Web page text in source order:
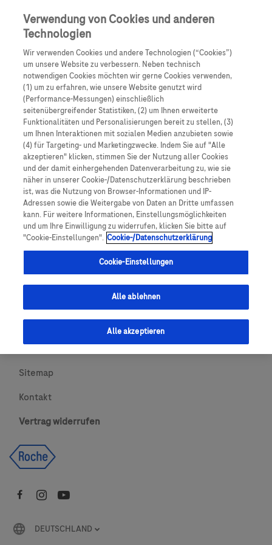
Skip to main content 0
Produkte Artikel
Es tut uns leid, aber es gibt keine Ergebnisse für:
Über Roche
Impressum
Rechtliche Hinweise
Datenschutz
Cookie-Einstellungen
Urheberrecht
Newsletter abonnieren
Sitemap
Kontakt
Vertrag widerrufen
DEUTSCHLAND
Verwendung von Cookies und anderen
Technologien
Wir verwenden Cookies und andere Technologien (“Cookies”)
um unsere Website zu verbessern. Neben technisch
notwendigen Cookies möchten wir gerne Cookies verwenden,
(1) um zu erfahren, wie unsere Website genutzt wird
(Performance-Messungen) einschließlich
seitenübergreifender Statistiken, (2) um Ihnen erweiterte
Funktionalitäten und Personalisierungen bereit zu stellen, (3)
um Ihnen Interaktionen mit sozialen Medien anzubieten sowie
(4) für Targeting- und Marketingzwecke. Indem Sie auf "Alle
akzeptieren" klicken, stimmen Sie der Nutzung aller Cookies
und der damit einhergehenden Datenverarbeitung zu, wie sie
näher in unserer Cookie-/Datenschutzerklärung beschrieben
ist, was die Nutzung von Browser-Informationen und IP-
Adressen sowie die Weitergabe von Daten an Dritte umfassen
kann. Für weitere Informationen, Einstellungsmöglichkeiten
und um Ihre Einwilligung zu widerrufen, klicken Sie bitte auf
"Cookie-Einstellungen". Cookie-/Datenschutzerklärung
Cookie-Einstellungen
Alle ablehnen
Alle akzeptieren